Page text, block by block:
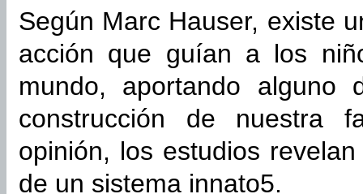
Según Marc Hauser, existe
acción que guían a los
mundo, aportando
construcción de nuestra
opinión, los estudios
de un sistema innato5.